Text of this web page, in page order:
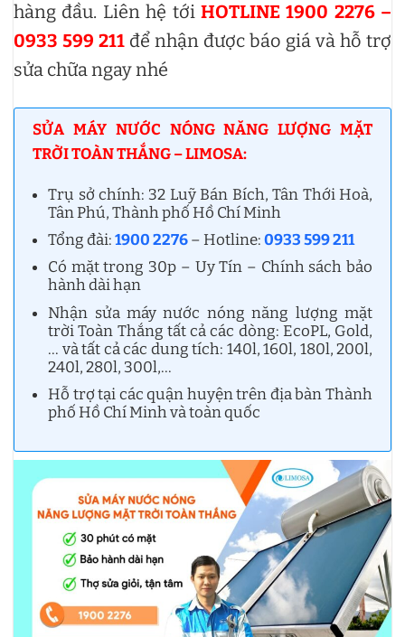
hàng đầu. Liên hệ tới HOTLINE 1900 2276 –
0933 599 211 để nhận được báo giá và hỗ trợ
sửa chữa ngay nhé
SỬA MÁY NƯỚC NÓNG NĂNG LƯỢNG MẶT
TRỜI TOÀN THẮNG – LIMOSA:
Trụ sở chính: 32 Luỹ Bán Bích, Tân Thới Hoà,
Tân Phú, Thành phố Hồ Chí Minh
Tổng đài:1900 2276– Hotline:0933 599 211
Có mặt trong 30p – Uy Tín – Chính sách bảo
hành dài hạn
Nhận sửa máy nước nóng năng lượng mặt
trời Toàn Thắng tất cả các dòng: EcoPL, Gold,
… và tất cả các dung tích: 140l, 160l, 180l, 200l,
240l, 280l, 300l,…
Hỗ trợ tại các quận huyện trên địa bàn Thành
phố Hồ Chí Minh và toàn quốc